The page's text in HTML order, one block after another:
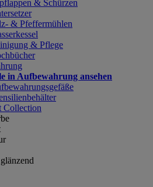
& Schürzen
& Pfeffermühlen
& Pflege
in Aufbewahrung ansehen
Collection